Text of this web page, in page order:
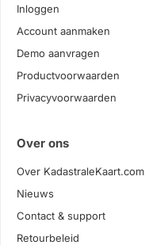
Inloggen
Account aanmaken
Demo aanvragen
Productvoorwaarden
Privacyvoorwaarden
Over ons
Over KadastraleKaart.com
Nieuws
Contact & support
Retourbeleid